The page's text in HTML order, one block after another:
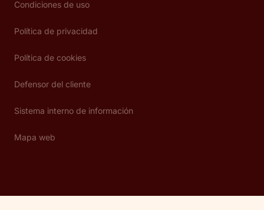
Condiciones de uso
Política de privacidad
Política de cookies
Defensor del cliente
Sistema interno de información
Mapa web